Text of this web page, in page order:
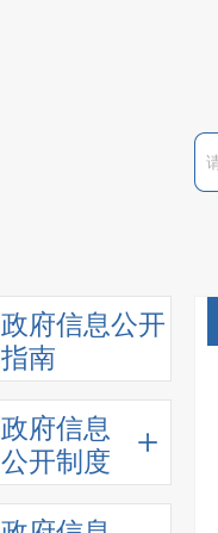
政府信息公开
指南
政府信息
公开制度